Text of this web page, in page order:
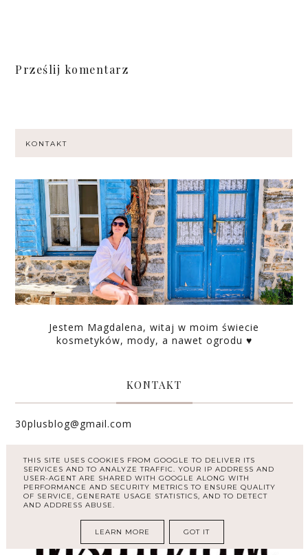
Prześlij komentarz
KONTAKT
Jestem Magdalena, witaj w moim świecie
kosmetyków, mody, a nawet ogrodu ♥
KONTAKT
30plusblog@gmail.com
INSTAGRAM
THIS SITE USES COOKIES FROM GOOGLE TO DELIVER ITS
SERVICES AND TO ANALYZE TRAFFIC. YOUR IP ADDRESS AND
USER-AGENT ARE SHARED WITH GOOGLE ALONG WITH
PERFORMANCE AND SECURITY METRICS TO ENSURE QUALITY
OF SERVICE, GENERATE USAGE STATISTICS, AND TO DETECT
AND ADDRESS ABUSE.
LEARN MORE GOT IT